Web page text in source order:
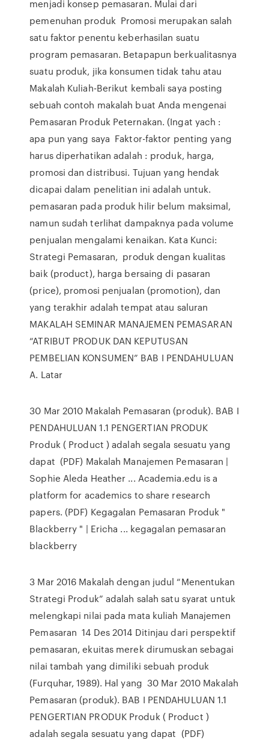
menjadi konsep pemasaran. Mulai dari
pemenuhan produk Promosi merupakan salah
satu faktor penentu keberhasilan suatu
program pemasaran. Betapapun berkualitasnya
suatu produk, jika konsumen tidak tahu atau
Makalah Kuliah-Berikut kembali saya posting
sebuah contoh makalah buat Anda mengenai
Pemasaran Produk Peternakan. (Ingat yach :
apa pun yang saya Faktor-faktor penting yang
harus diperhatikan adalah : produk, harga,
promosi dan distribusi. Tujuan yang hendak
dicapai dalam penelitian ini adalah untuk.
pemasaran pada produk hilir belum maksimal,
namun sudah terlihat dampaknya pada volume
penjualan mengalami kenaikan. Kata Kunci:
Strategi Pemasaran, produk dengan kualitas
baik (product), harga bersaing di pasaran
(price), promosi penjualan (promotion), dan
yang terakhir adalah tempat atau saluran
MAKALAH SEMINAR MANAJEMEN PEMASARAN
“ATRIBUT PRODUK DAN KEPUTUSAN
PEMBELIAN KONSUMEN” BAB I PENDAHULUAN
A. Latar
30 Mar 2010 Makalah Pemasaran (produk). BAB I
PENDAHULUAN 1.1 PENGERTIAN PRODUK
Produk ( Product ) adalah segala sesuatu yang
dapat (PDF) Makalah Manajemen Pemasaran |
Sophie Aleda Heather ... Academia.edu is a
platform for academics to share research
papers. (PDF) Kegagalan Pemasaran Produk "
Blackberry " | Ericha ... kegagalan pemasaran
blackberry
3 Mar 2016 Makalah dengan judul “Menentukan
Strategi Produk” adalah salah satu syarat untuk
melengkapi nilai pada mata kuliah Manajemen
Pemasaran 14 Des 2014 Ditinjau dari perspektif
pemasaran, ekuitas merek dirumuskan sebagai
nilai tambah yang dimiliki sebuah produk
(Furquhar, 1989). Hal yang 30 Mar 2010 Makalah
Pemasaran (produk). BAB I PENDAHULUAN 1.1
PENGERTIAN PRODUK Produk ( Product )
adalah segala sesuatu yang dapat (PDF)